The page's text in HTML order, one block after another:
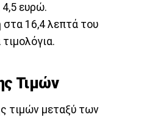
4,5 ευρώ.
στα 16,4 λεπτά του
Τιμών
τιμών μεταξύ των